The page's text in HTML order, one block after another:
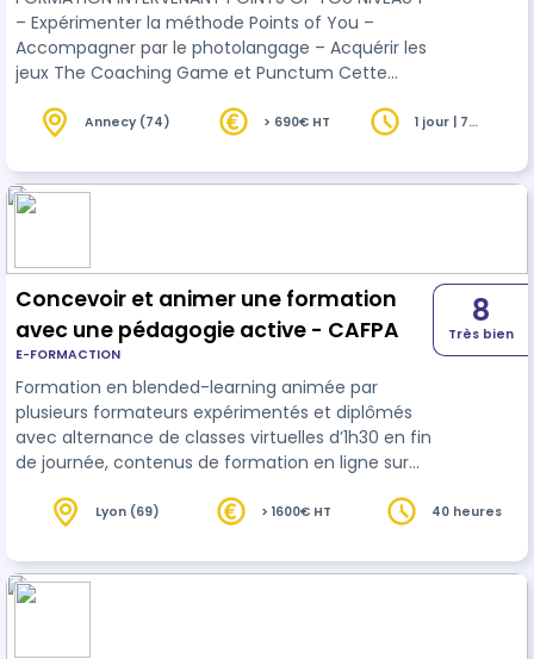
– Expérimenter la méthode Points of You –
Accompagner par le photolangage – Acquérir les
jeux The Coaching Game et Punctum Cette
personnes formées d’expérimenter et
outils The Coaching Game et Punctum de Points
of You®. Au cours de cette journée, les
Points of You®. Ils expérime…
Annecy (74) > 690€ HT
1 jour | 7
Concevoir et animer une formation
avec une pédagogie active - CAFPA
E-FORMACTION
Formation en blended-learning animée par
plusieurs formateurs expérimentés et diplômés
avec alternance de classes virtuelles d’1h30 en fin
de journée, contenus de formation en ligne sur
d’apprendre selon votre propre organisation, et
d’adapter la formation à vos besoins, un test de
positionnement sera réalisé en amont de la
8
Très bien
Lyon (69) > 1600€ HT 40 heures